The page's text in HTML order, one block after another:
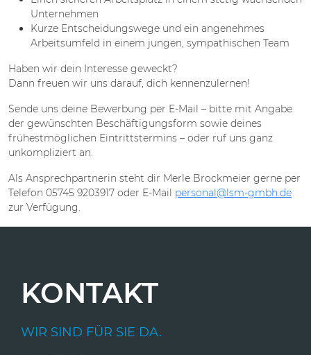
Unternehmen
Kurze Entscheidungswege und ein angenehmes
Arbeitsumfeld in einem jungen, sympathischen Team
Haben wir dein Interesse geweckt?
Dann freuen wir uns darauf, dich kennenzulernen!
Sende uns deine Bewerbung per E-Mail – bitte mit Angabe
der gewünschten Beschäftigungsform sowie deines
frühestmöglichen Eintrittstermins – oder ruf uns ganz
unkompliziert an.
Als Ansprechpartnerin steht dir Merle Brockmeier gerne per
Telefon 05745 9203917 oder E-Mail personal@lsm-gmbh.de
zur Verfügung.
KONTAKT
WIR SIND FÜR SIE DA.